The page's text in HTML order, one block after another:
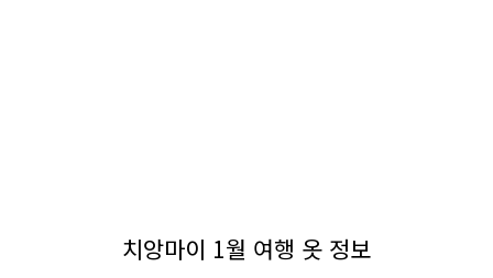
치앙마이 1월 여행 옷 정보